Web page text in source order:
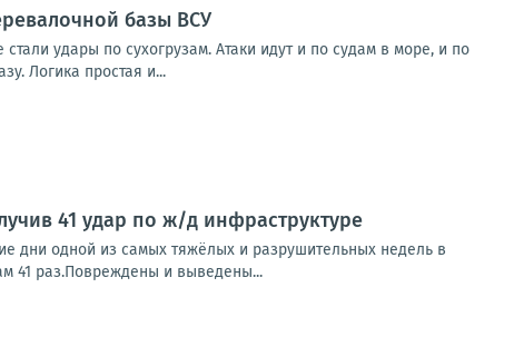
базы ВСУ
удары по сухогрузам. Атаки идут и по судам в море, и по
Логика простая и...
41 удар по ж/д инфраструктуре
дни одной из самых тяжёлых и разрушительных недель в
41 раз.Повреждены и выведены...